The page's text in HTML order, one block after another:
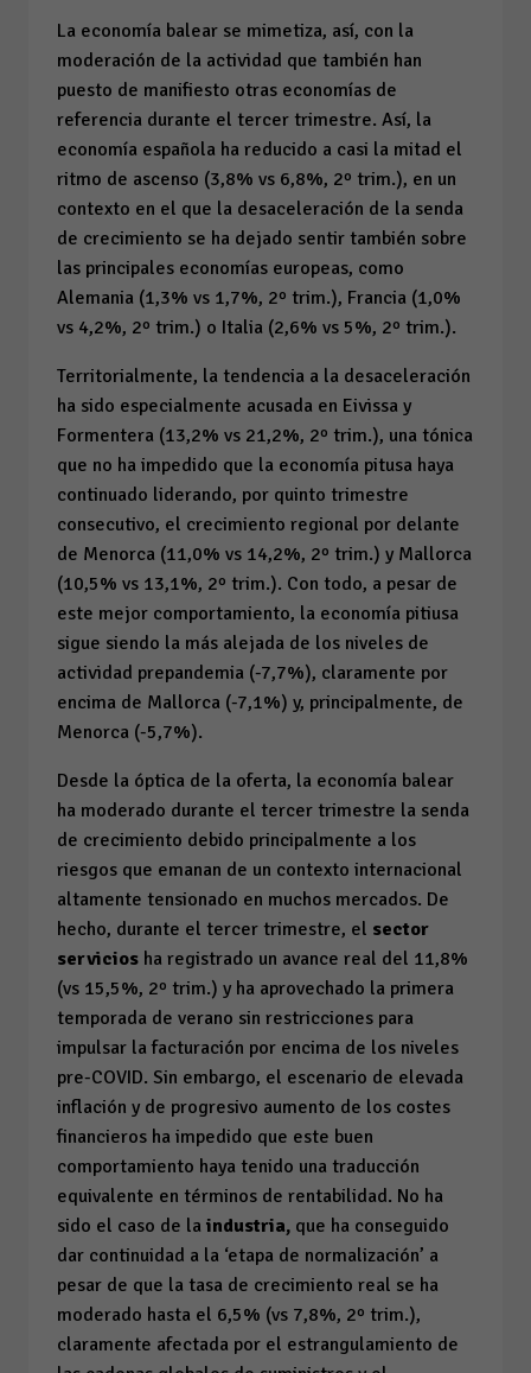
La economía balear se mimetiza, así, con la
moderación de la actividad que también han
puesto de manifiesto otras economías de
referencia durante el tercer trimestre. Así, la
economía española ha reducido a casi la mitad el
ritmo de ascenso (3,8% vs 6,8%, 2º trim.), en un
contexto en el que la desaceleración de la senda
de crecimiento se ha dejado sentir también sobre
las principales economías europeas, como
Alemania (1,3% vs 1,7%, 2º trim.), Francia (1,0%
vs 4,2%, 2º trim.) o Italia (2,6% vs 5%, 2º trim.).
Territorialmente, la tendencia a la desaceleración
ha sido especialmente acusada en Eivissa y
Formentera (13,2% vs 21,2%, 2º trim.), una tónica
que no ha impedido que la economía pitusa haya
continuado liderando, por quinto trimestre
consecutivo, el crecimiento regional por delante
de Menorca (11,0% vs 14,2%, 2º trim.) y Mallorca
(10,5% vs 13,1%, 2º trim.). Con todo, a pesar de
este mejor comportamiento, la economía pitiusa
sigue siendo la más alejada de los niveles de
actividad prepandemia (-7,7%), claramente por
encima de Mallorca (-7,1%) y, principalmente, de
Menorca (-5,7%).
Desde la óptica de la oferta, la economía balear
ha moderado durante el tercer trimestre la senda
de crecimiento debido principalmente a los
riesgos que emanan de un contexto internacional
altamente tensionado en muchos mercados. De
hecho, durante el tercer trimestre, el sector
servicios ha registrado un avance real del 11,8%
(vs 15,5%, 2º trim.) y ha aprovechado la primera
temporada de verano sin restricciones para
impulsar la facturación por encima de los niveles
pre-COVID. Sin embargo, el escenario de elevada
inflación y de progresivo aumento de los costes
financieros ha impedido que este buen
comportamiento haya tenido una traducción
equivalente en términos de rentabilidad. No ha
sido el caso de la industria, que ha conseguido
dar continuidad a la ‘etapa de normalización’ a
pesar de que la tasa de crecimiento real se ha
moderado hasta el 6,5% (vs 7,8%, 2º trim.),
claramente afectada por el estrangulamiento de